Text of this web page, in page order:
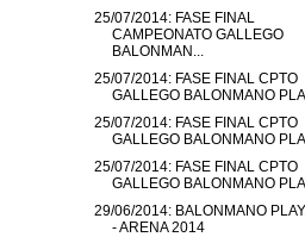
25/07/2014: FASE FINAL
CAMPEONATO GALLEGO
BALONMAN...
25/07/2014: FASE FINAL CPTO
GALLEGO BALONMANO
25/07/2014: FASE FINAL CPTO
GALLEGO BALONMANO
25/07/2014: FASE FINAL CPTO
GALLEGO BALONMANO
29/06/2014: BALONMANO
- ARENA 2014